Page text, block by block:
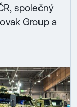
společný
Group a